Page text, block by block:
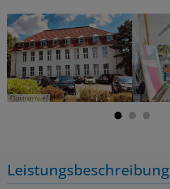
artistravel
Leistungsbeschreibung